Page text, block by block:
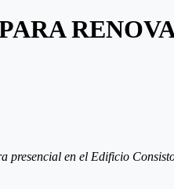
presencial en el Edificio